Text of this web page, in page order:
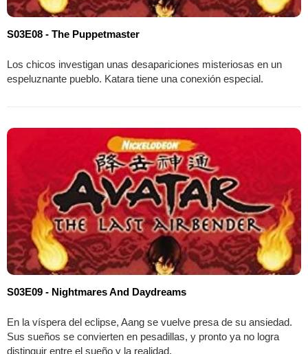
S03E08 - The Puppetmaster
Los chicos investigan unas desapariciones misteriosas en un
espeluznante pueblo. Katara tiene una conexión especial.
S03E09 - Nightmares And Daydreams
En la víspera del eclipse, Aang se vuelve presa de su ansiedad.
Sus sueños se convierten en pesadillas, y pronto ya no logra
distinguir entre el sueño y la realidad.